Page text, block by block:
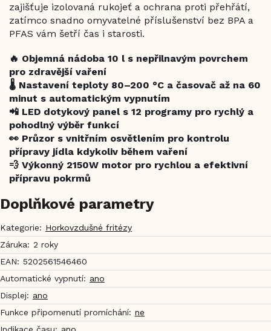
zajišťuje izolovaná rukojeť a ochrana proti přehřátí,
zatímco snadno omyvatelné příslušenství bez BPA a
PFAS vám šetří čas i starosti.
🔥 Objemná nádoba 10 l s nepřilnavým povrchem
pro zdravější vaření
🌡️ Nastavení teploty 80–200 °C a časovač až na 60
minut s automatickým vypnutím
📲 LED dotykový panel s 12 programy pro rychlý a
pohodlný výběr funkcí
👀 Průzor s vnitřním osvětlením pro kontrolu
přípravy jídla kdykoliv během vaření
💨 Výkonný 2150W motor pro rychlou a efektivní
přípravu pokrmů
Doplňkové parametry
Kategorie: Horkovzdušné fritézy
Záruka: 2 roky
EAN: 5202561546460
Automatické vypnutí: ano
Displej: ano
Funkce připomenutí promíchání: ne
Indikace času: ano